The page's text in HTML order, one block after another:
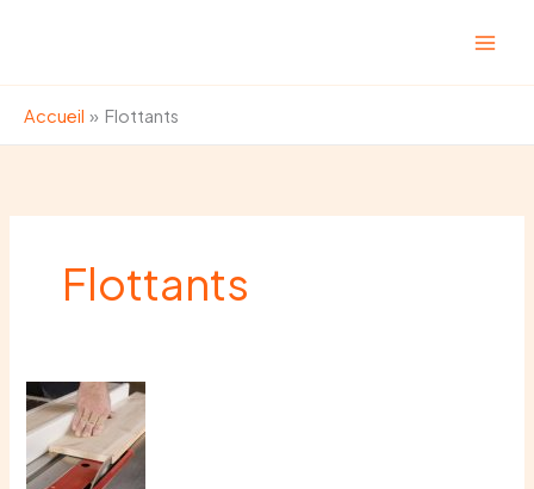
Accueil
Flottants
Flottants
Travaux
de
menuiserie